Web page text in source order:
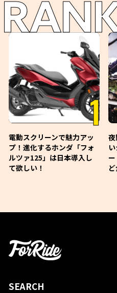
1
電動スクリーンで魅力アッ
プ！進化するホンダ「フォ
ルツァ125」は日本導入し
て欲しい！
SEARCH